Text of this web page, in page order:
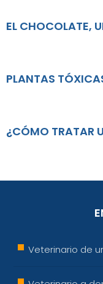
EL CHOCOLATE,
PLANTAS
¿CÓMO TRATAR
Veterinario de